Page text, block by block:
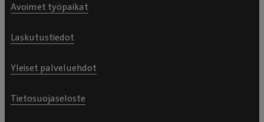
Avoimet työpaikat
Laskutustiedot
Yleiset palveluehdot
Tietosuojaseloste